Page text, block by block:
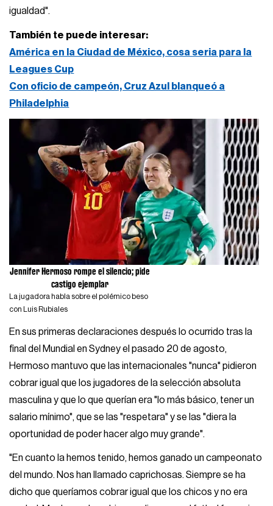
igualdad".
También te puede interesar:
América en la Ciudad de México, cosa seria para la
Leagues Cup
Con oficio de campeón, Cruz Azul blanqueó a
Philadelphia
Jennifer Hermoso rompe el silencio; pide
castigo ejemplar
La jugadora habla sobre el polémico beso
con Luis Rubiales
En sus primeras declaraciones después lo ocurrido tras la
final del Mundial en Sydney el pasado 20 de agosto,
Hermoso mantuvo que las internacionales "nunca" pidieron
cobrar igual que los jugadores de la selección absoluta
masculina y que lo que querían era "lo más básico, tener un
salario mínimo", que se las "respetara" y se las "diera la
oportunidad de poder hacer algo muy grande".
"En cuanto la hemos tenido, hemos ganado un campeonato
del mundo. Nos han llamado caprichosas. Siempre se ha
dicho que queríamos cobrar igual que los chicos y no era